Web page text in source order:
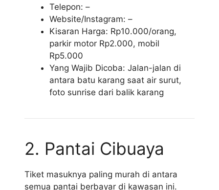
Telepon: –
Website/Instagram: –
Kisaran Harga: Rp10.000/orang,
parkir motor Rp2.000, mobil
Rp5.000
Yang Wajib Dicoba: Jalan-jalan di
antara batu karang saat air surut,
foto sunrise dari balik karang
2. Pantai Cibuaya
Tiket masuknya paling murah di antara
semua pantai berbayar di kawasan ini.